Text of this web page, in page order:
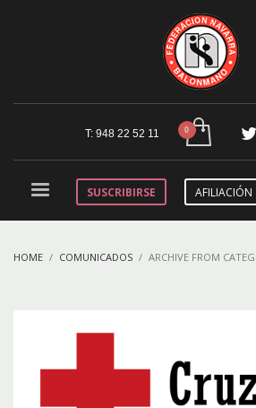
T: 948 22 52 11
SUSCRIBIRSE AFILIACIÓN
HOME COMUNICADOS ARCHIVE FROM